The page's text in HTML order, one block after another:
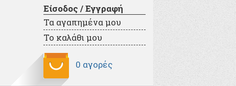
Είσοδος / Εγγραφή
Τα αγαπημένα μου
Το καλάθι μου
0 αγορές